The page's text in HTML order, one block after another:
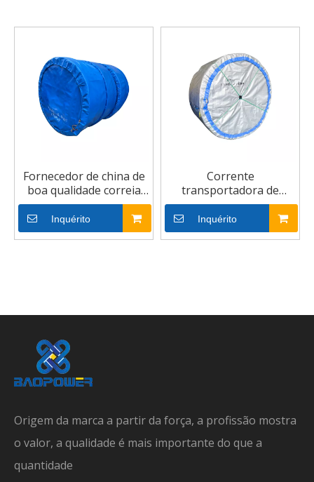
Fornecedor de china de
boa qualidade correia
transportadora de PVC
Inquérito
Corrente
transportadora de
borracha (cordão
CC/nn/ep/pvc/pvg/aço)
para mineração de
Inquérito
Origem da marca a partir da força, a profissão mostra
o valor, a qualidade é mais importante do que a
quantidade